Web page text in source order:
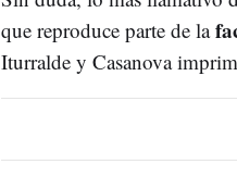
que reproduce parte de la
Iturralde y Casanova